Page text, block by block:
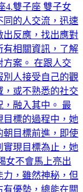
4.雙子座 雙子女
同的人交流，迅速
出反應，找出應對
有相關資訊，了解
案。 在跟人交
人接受自己的觀
或不熟悉的社交
融入其中。 最
目標的過程中，她
朝目標前進，即使
實現目標為止，她
女不會馬上亮出
力，雖然神秘，但
優勢，總能在關